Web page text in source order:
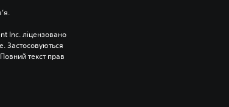
Inc. ліцензовано
Застосовуються
текст прав